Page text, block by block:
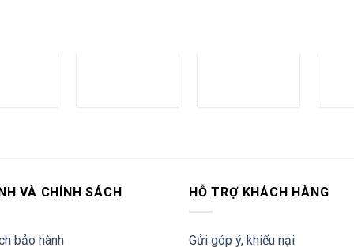
VÀ CHÍNH SÁCH
bảo hành
HỖ TRỢ KHÁCH HÀNG
Gửi góp ý, khiếu nại